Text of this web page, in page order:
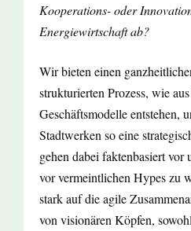
Kooperations- oder
Energiewirtschaft ab?
Wir bieten einen
strukturierten Prozess, wie
Geschäftsmodelle entstehen,
Stadtwerken so eine
gehen dabei faktenbasiert vor
vor vermeintlichen Hypes zu
stark auf die agile
von visionären Köpfen,